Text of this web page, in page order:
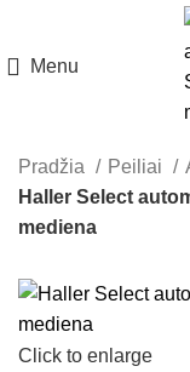
Menu
Pradžia Peiliai
Haller Select
mediena
Click to enlarge